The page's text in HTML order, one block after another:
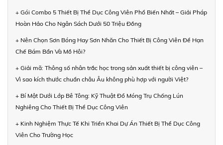
+ Gói Combo 5 Thiết Bị Thể Dục Công Viên Phổ Biến Nhất – Giải Pháp
Hoàn Hảo Cho Ngân Sách Dưới 50 Triệu Đồng
+ Nên Chọn Sơn Bóng Hay Sơn Nhăn Cho Thiết Bị Công Viên Để Hạn
Chế Bám Bẩn Và Mồ Hôi?
+ Giải mã: Thông số nhân trắc học trong sản xuất thiết bị công viên –
Vì sao kích thước chuẩn châu Âu không phù hợp với người Việt?
+ Bí Mật Dưới Lớp Bê Tông: Kỹ Thuật Đổ Móng Trụ Chống Lún
Nghiêng Cho Thiết Bị Thể Dục Công Viên
+ Kinh Nghiệm Thực Tế Khi Triển Khai Dự Án Thiết Bị Thể Dục Công
Viên Cho Trường Học